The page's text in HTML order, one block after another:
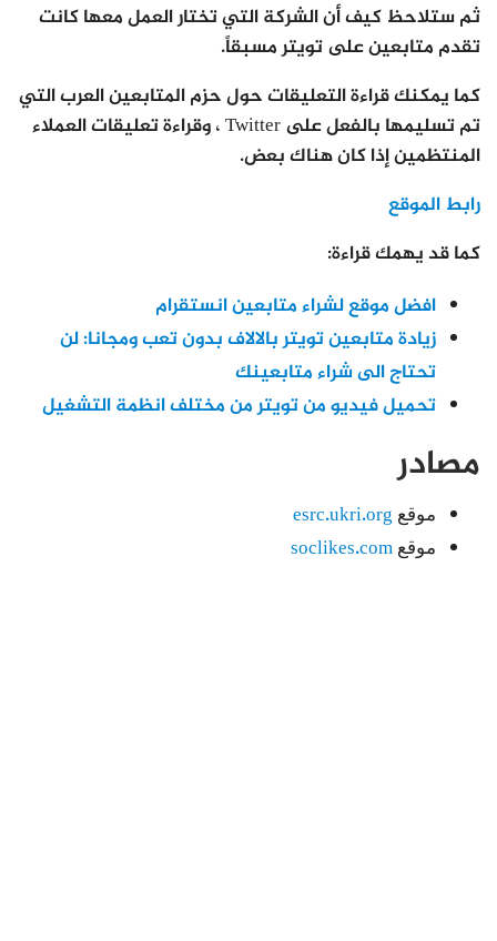
ثم ستلاحظ كيف أن الشركة التي تختار العمل معها كانت
تقدم متابعين على تويتر مسبقاً.
كما يمكنك قراءة التعليقات حول حزم المتابعين العرب التي
تم تسليمها بالفعل على Twitter ، وقراءة تعليقات العملاء
المنتظمين إذا كان هناك بعض.
رابط الموقع
كما قد يهمك قراءة:
افضل موقع لشراء متابعين انستقرام
زيادة متابعين تويتر بالالاف بدون تعب ومجانا: لن
تحتاج الى شراء متابعينك
تحميل فيديو من تويتر من مختلف انظمة التشغيل
مصادر
موقع esrc.ukri.org
موقع soclikes.com